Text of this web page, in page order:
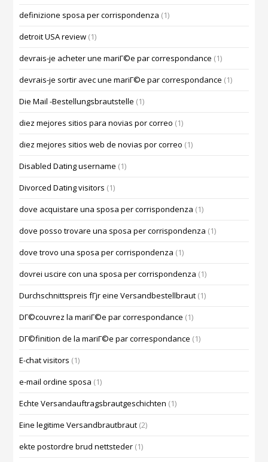
definizione sposa per corrispondenza (1)
detroit USA review (1)
devrais-je acheter une mariГ©e par correspondance (1)
devrais-je sortir avec une mariГ©e par correspondance (1)
Die Mail -Bestellungsbrautstelle (1)
diez mejores sitios para novias por correo (1)
diez mejores sitios web de novias por correo (1)
Disabled Dating username (1)
Divorced Dating visitors (1)
dove acquistare una sposa per corrispondenza (1)
dove posso trovare una sposa per corrispondenza (1)
dove trovo una sposa per corrispondenza (1)
dovrei uscire con una sposa per corrispondenza (1)
Durchschnittspreis fГјr eine Versandbestellbraut (1)
DГ©couvrez la mariГ©e par correspondance (1)
DГ©finition de la mariГ©e par correspondance (1)
E-chat visitors (1)
e-mail ordine sposa (1)
Echte Versandauftragsbrautgeschichten (1)
Eine legitime Versandbrautbraut (2)
ekte postordre brud nettsteder (1)